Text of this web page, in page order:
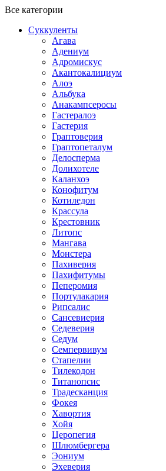
Все категории
Суккуленты
Агава
Адениум
Адромискус
Акантокалициум
Алоэ
Альбука
Анакампсеросы
Гастералоэ
Гастерия
Граптоверия
Граптопеталум
Делосперма
Долихотеле
Каланхоэ
Конофитум
Котиледон
Крассула
Крестовник
Литопс
Мангава
Монстера
Пахиверия
Пахифитумы
Пеперомия
Портулакария
Рипсалис
Сансевиерия
Седеверия
Седум
Семпервивум
Стапелии
Тилекодон
Титанопсис
Традесканция
Фокея
Хавортия
Хойя
Церопегия
Шлюмбергера
Эониум
Эхеверия